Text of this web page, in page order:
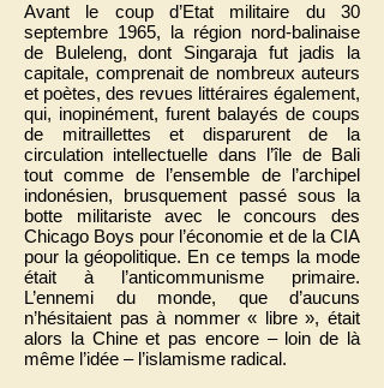
Avant le coup d’Etat militaire du 30
septembre 1965, la région nord-balinaise
de Buleleng, dont Singaraja fut jadis la
capitale, comprenait de nombreux auteurs
et poètes, des revues littéraires également,
qui, inopinément, furent balayés de coups
de mitraillettes et disparurent de la
circulation intellectuelle dans l’île de Bali
tout comme de l’ensemble de l’archipel
indonésien, brusquement passé sous la
botte militariste avec le concours des
Chicago Boys pour l’économie et de la CIA
pour la géopolitique. En ce temps la mode
était à l’anticommunisme primaire.
L’ennemi du monde, que d’aucuns
n’hésitaient pas à nommer « libre », était
alors la Chine et pas encore – loin de là
même l’idée – l’islamisme radical.